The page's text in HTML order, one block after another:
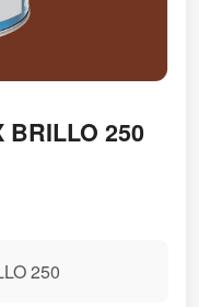
BRILLO 250
250